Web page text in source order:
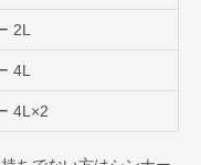
2L
4L
4L×2